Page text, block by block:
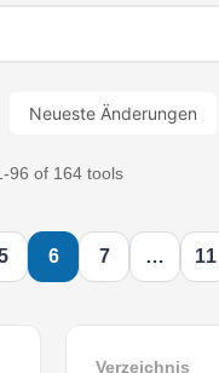
Neueste Änderungen
96 of 164 tools
6 7 … 11
Verzeichnis